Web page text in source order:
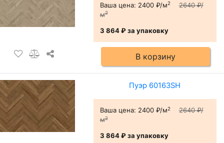
Ваша цена: 2400 ₽/м2
2640 ₽/
м2
3 864 ₽за упаковку
В корзину
Пуэр 60163SH
Ваша цена: 2400 ₽/м2
2640 ₽/
м2
3 864 ₽за упаковку